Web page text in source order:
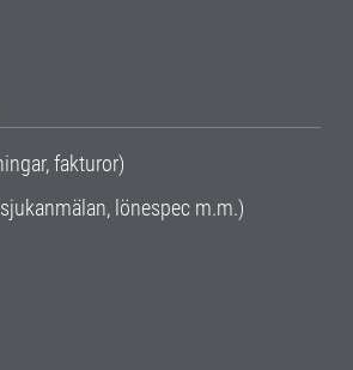
fakturor)
lönespec m.m.)